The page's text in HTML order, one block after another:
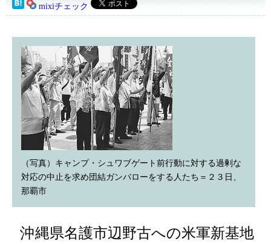
mixiチェック
（写真）キャンプ・シュワブゲート前行動に対する過剰な
対応の中止を求め団結ガンバローをする人たち＝２３日、
那覇市
沖縄県名護市辺野古への米軍新基地